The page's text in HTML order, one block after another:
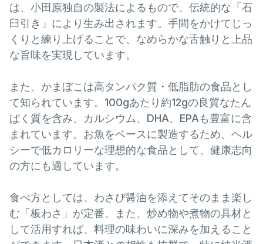
は、小田原独自の製法によるもので、伝統的な「石
臼引き」により生み出されます。手間をかけてじっ
くりと練り上げることで、なめらかな舌触りと上品
な旨味を実現しています。
また、かまぼこは高タンパク質・低脂肪の食品とし
て知られています。100gあたり約12gの良質なたん
ぱく質を含み、カルシウム、DHA、EPAも豊富に含
まれています。お魚をベースに製造するため、ヘル
シーで低カロリーな理想的な食品として、健康志向
の方にも適しています。
食べ方としては、わさび醤油を添えてそのまま楽し
む「板わさ」が定番。また、炒め物や煮物の具材と
して活用すれば、料理の味わいに深みを加えること